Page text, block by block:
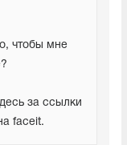
чтобы мне
за ссылки
faceit.